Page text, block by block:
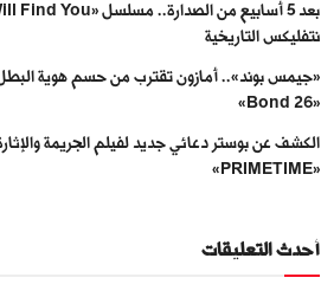
نتفليكس التاريخية
«جيمس بوند».. أمازون تقترب من حسم هوية البطل
«Bond 26»
الكشف عن بوستر دعائي جديد لفيلم الجريمة
«PRIMETIME»
أحدث التعليقات